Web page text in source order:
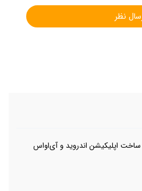
اپلیکیشن اندروید و آی‌او‌اس